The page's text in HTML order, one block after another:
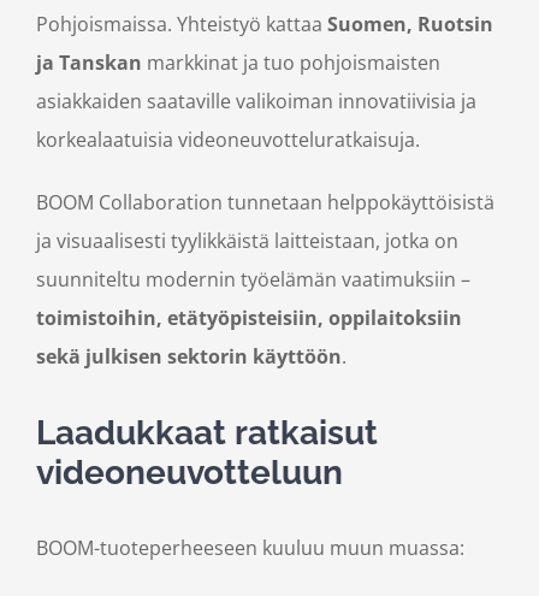
Pohjoismaissa. Yhteistyö kattaa Suomen, Ruotsin
ja Tanskan markkinat ja tuo pohjoismaisten
asiakkaiden saataville valikoiman innovatiivisia ja
korkealaatuisia videoneuvotteluratkaisuja.
BOOM Collaboration tunnetaan helppokäyttöisistä
ja visuaalisesti tyylikkäistä laitteistaan, jotka on
suunniteltu modernin työelämän vaatimuksiin –
toimistoihin, etätyöpisteisiin, oppilaitoksiin
sekä julkisen sektorin käyttöön.
Laadukkaat ratkaisut
videoneuvotteluun
BOOM-tuoteperheeseen kuuluu muun muassa: